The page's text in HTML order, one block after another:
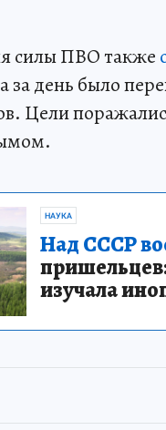
силы ПВО также
день было
Цели
НАУКА
Над СССР
пришельцев:
изучала